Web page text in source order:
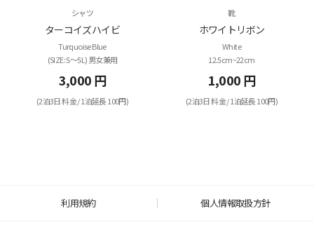
シャツ
ターコイズハイビ
Turquoise Blue
(SIZE: S～5L) 男女兼用
3,000 円
(2泊3日 料金 / 1泊延長 100円)
靴
ホワイトリボン
White
12.5cm~22cm
1,000 円
(2泊3日 料金 / 1泊延長 100円)
利用規約 個人情報取扱方針